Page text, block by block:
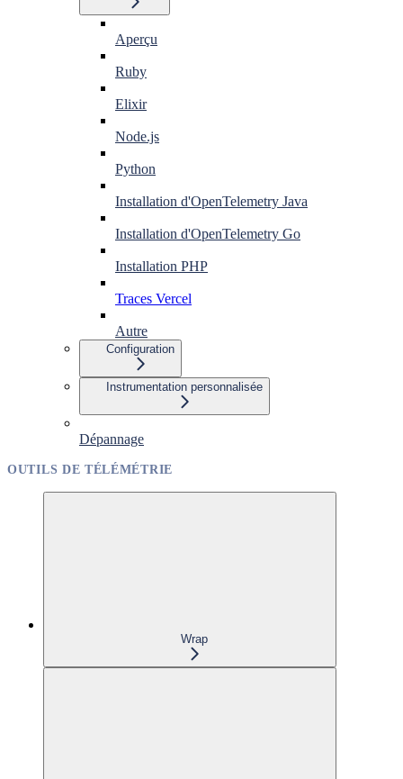
Aperçu
Ruby
Elixir
Node.js
Python
Installation d'OpenTelemetry Java
Installation d'OpenTelemetry Go
Installation PHP
Traces Vercel
Autre
Configuration
Instrumentation personnalisée
Dépannage
OUTILS DE TÉLÉMÉTRIE
Wrap